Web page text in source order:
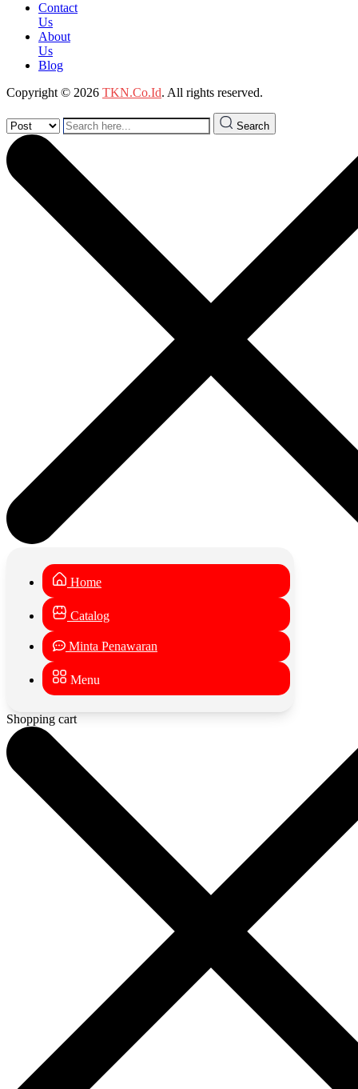
Contact
Us
About
Us
Blog
Copyright © 2026 TKN.Co.Id. All rights reserved.
Search
Home
Catalog
Minta Penawaran
Menu
Shopping cart